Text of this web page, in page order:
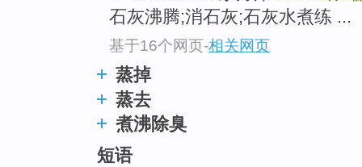
石灰沸腾;消石灰;石灰水煮练 ...
基于16个网页-相关网页
蒸掉
蒸去
煮沸除臭
短语